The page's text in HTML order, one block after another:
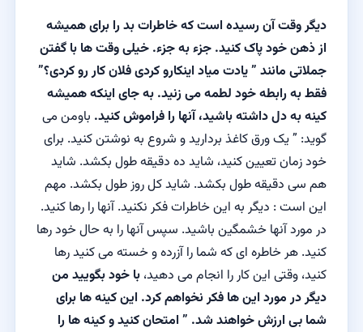
دیگر وقت آن رسیده است که خاطرات بد را برای همیشه
از ذهن خود پاک کنید. جزء به جزء. خیلی وقت ها با گفتن
جملاتی مانند ” یادت میاد اینکارو کردی فلان کار رو کردی؟”
فقط به رابطه خود لطمه می زنید. به جای اینکه همیشه
کینه به دل داشته باشید، آنها را فراموش کنید. باومن می
گوید: ” یک ورق کاغذ بردارید و شروع به نوشتن کنید. برای
خود زمان تعیین کنید، شاید ده دقیقه طول بکشد. شاید
هم سی دقیقه طول بکشد. شاید کل روز طول بکشد. مهم
این است : دیگر به این خاطرات فکر نکنید. آنها را رها کنید.
در مورد آنها خشمگین باشید. سپس آنها را به حال خود رها
کنید. هر خاطره ای که شما را آزرده و خسته می کنید رها
کنید، وقتی این کار را انجام می دهید، با خود بگویید من
دیگر در مورد این ها فکر نخواهم کرد. این کینه ها برای
شما بی ارزش خواهند شد. ” امتحان کنید و کینه ها را